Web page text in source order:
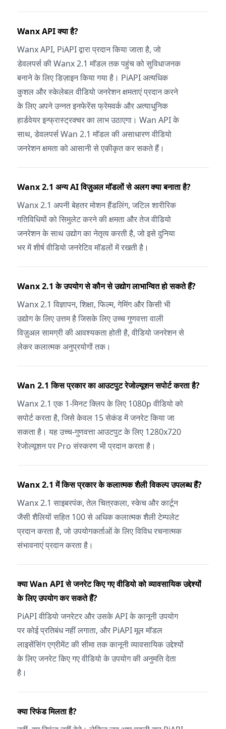
Wanx API क्या है?
Wanx API, PiAPI द्वारा प्रदान किया जाता है, जो
डेवलपर्स की Wanx 2.1 मॉडल तक पहुंच को सुविधाजनक
बनाने के लिए डिज़ाइन किया गया है। PiAPI अत्यधिक
कुशल और स्केलेबल वीडियो जनरेशन क्षमताएं प्रदान करने
के लिए अपने उन्नत इनफेरेंस फ्रेमवर्क और अत्याधुनिक
हार्डवेयर इन्फ्रास्ट्रक्चर का लाभ उठाएगा। Wan API के
साथ, डेवलपर्स Wan 2.1 मॉडल की असाधारण वीडियो
जनरेशन क्षमता को आसानी से एकीकृत कर सकते हैं।
Wanx 2.1 अन्य AI विज़ुअल मॉडलों से अलग क्या बनाता है?
Wanx 2.1 अपनी बेहतर मोशन हैंडलिंग, जटिल शारीरिक
गतिविधियों को सिमुलेट करने की क्षमता और तेज वीडियो
जनरेशन के साथ उद्योग का नेतृत्व करती है, जो इसे दुनिया
भर में शीर्ष वीडियो जनरेटिव मॉडलों में रखती है।
Wanx 2.1 के उपयोग से कौन से उद्योग लाभान्वित हो सकते हैं?
Wanx 2.1 विज्ञापन, शिक्षा, फिल्म, गेमिंग और किसी भी
उद्योग के लिए उत्तम है जिसके लिए उच्च गुणवत्ता वाली
विज़ुअल सामग्री की आवश्यकता होती है, वीडियो जनरेशन से
लेकर कलात्मक अनुप्रयोगों तक।
Wan 2.1 किस प्रकार का आउटपुट रेजोल्यूशन सपोर्ट करता है?
Wanx 2.1 एक 1-मिनट क्लिप के लिए 1080p वीडियो को
सपोर्ट करता है, जिसे केवल 15 सेकंड में जनरेट किया जा
सकता है। यह उच्च-गुणवत्ता आउटपुट के लिए 1280x720
रेजोल्यूशन पर Pro संस्करण भी प्रदान करता है।
Wanx 2.1 में किस प्रकार के कलात्मक शैली विकल्प उपलब्ध हैं?
Wanx 2.1 साइबरपंक, तेल चित्रकला, स्केच और कार्टून
जैसी शैलियों सहित 100 से अधिक कलात्मक शैली टेम्पलेट
प्रदान करता है, जो उपयोगकर्ताओं के लिए विविध रचनात्मक
संभावनाएं प्रदान करता है।
क्या Wan API से जनरेट किए गए वीडियो को व्यावसायिक उद्देश्यों
के लिए उपयोग कर सकते हैं?
PiAPI वीडियो जनरेटर और उसके API के कानूनी उपयोग
पर कोई प्रतिबंध नहीं लगाता, और PiAPI मूल मॉडल
लाइसेंसिंग एग्रीमेंट की सीमा तक कानूनी व्यावसायिक उद्देश्यों
के लिए जनरेट किए गए वीडियो के उपयोग की अनुमति देता
है।
क्या रिफंड मिलता है?